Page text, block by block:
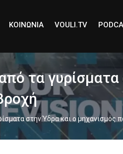
ΚΟΙΝΩΝΙΑ VOULI.TV
τα γυρίσματα
στην Ύδρα και ο μηχανισμός